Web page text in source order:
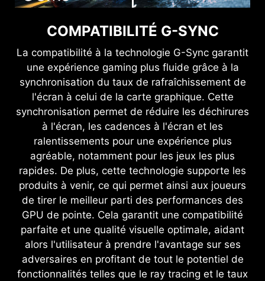
COMPATIBILITÉ G-SYNC
La compatibilité à la technologie G-Sync garantit
une expérience gaming plus fluide grâce à la
synchronisation du taux de rafraîchissement de
l'écran à celui de la carte graphique. Cette
synchronisation permet de réduire les déchirures
à l'écran, les cadences à l'écran et les
ralentissements pour une expérience plus
agréable, notamment pour les jeux les plus
rapides. De plus, cette technologie supporte les
produits à venir, ce qui permet ainsi aux joueurs
de tirer le meilleur parti des performances des
GPU de pointe. Cela garantit une compatibilité
parfaite et une qualité visuelle optimale, aidant
alors l'utilisateur à prendre l'avantage sur ses
adversaires en profitant de tout le potentiel de
fonctionnalités telles que le ray tracing et le taux